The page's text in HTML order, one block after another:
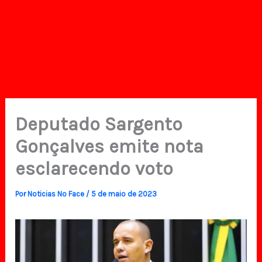
Deputado Sargento
Gonçalves emite nota
esclarecendo voto
PorNoticias No Face / 5 de maio de 2023